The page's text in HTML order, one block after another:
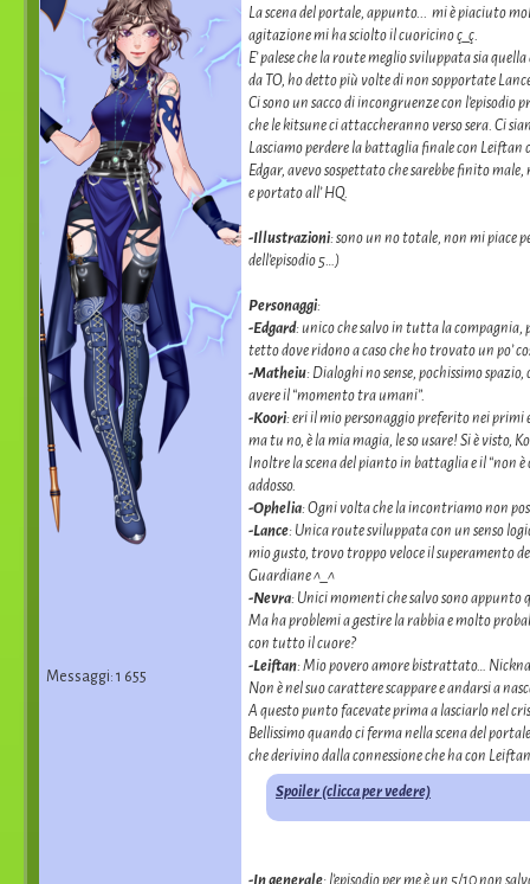
Messaggi: 1 655
La scena del portale, appunto... mi è piaciuto
agitazione mi ha sciolto il cuoricino ç_ç.
E’ palese che la route meglio sviluppata sia
da TO, ho detto più volte di non sopportate
Ci sono un sacco di incongruenze con
che le kitsune ci attaccheranno verso sera. Ci
Lasciamo perdere la battaglia finale con Leiftan
Edgar, avevo sospettato che sarebbe finito
e portato all’ HQ.
-Illustrazioni: sono un no totale, non mi piace
dell’episodio 5…)
Personaggi:
-Edgard: unico che salvo in tutta la compagnia,
tetto dove ridono a caso che ho trovato un po’
-Matheiu: Dialoghi no sense, pochissimo
avere il “momento tra umani”.
-Koori: eri il mio personaggio preferito nei
ma tu no, è la mia magia, le so usare! Si è visto,
Inoltre la scena del pianto in battaglia e il “non
addosso.
-Ophelia: Ogni volta che la incontriamo non
-Lance: Unica route sviluppata con un senso
mio gusto, trovo troppo veloce il superamento
Guardiane ^_^
-Nevra: Unici momenti che salvo sono appunto
Ma ha problemi a gestire la rabbia e molto
con tutto il cuore?
-Leiftan: Mio povero amore bistrattato…
Non è nel suo carattere scappare e andarsi a
A questo punto facevate prima a lasciarlo nel
Bellissimo quando ci ferma nella scena del
che derivino dalla connessione che ha con
Spoiler (clicca per vedere)
-In generale: l’episodio per me è un 5/10 non